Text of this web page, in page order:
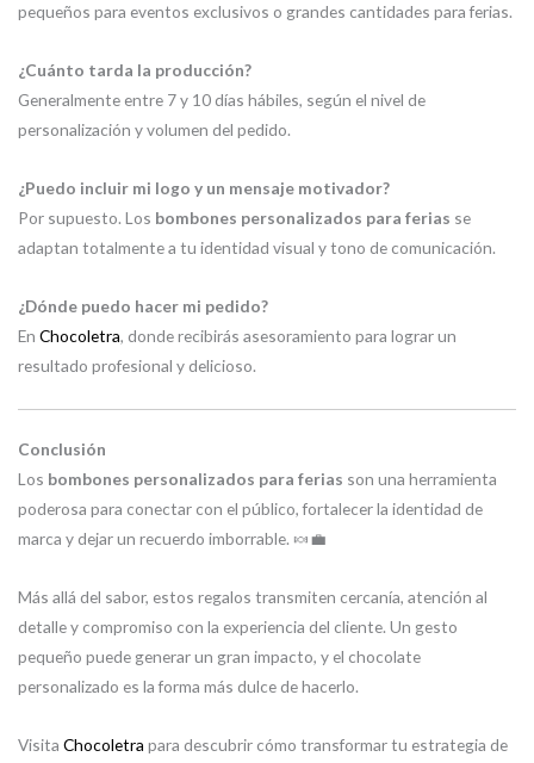
pequeños para eventos exclusivos o grandes cantidades para ferias.
¿Cuánto tarda la producción?
Generalmente entre 7 y 10 días hábiles, según el nivel de
personalización y volumen del pedido.
¿Puedo incluir mi logo y un mensaje motivador?
Por supuesto. Los bombones personalizados para ferias se
adaptan totalmente a tu identidad visual y tono de comunicación.
¿Dónde puedo hacer mi pedido?
En Chocoletra, donde recibirás asesoramiento para lograr un
resultado profesional y delicioso.
Conclusión
Los bombones personalizados para ferias son una herramienta
poderosa para conectar con el público, fortalecer la identidad de
marca y dejar un recuerdo imborrable. 🍬💼
Más allá del sabor, estos regalos transmiten cercanía, atención al
detalle y compromiso con la experiencia del cliente. Un gesto
pequeño puede generar un gran impacto, y el chocolate
personalizado es la forma más dulce de hacerlo.
Visita Chocoletra para descubrir cómo transformar tu estrategia de